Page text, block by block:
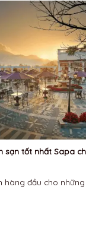
sạn tốt nhất Sapa
hàng đầu cho